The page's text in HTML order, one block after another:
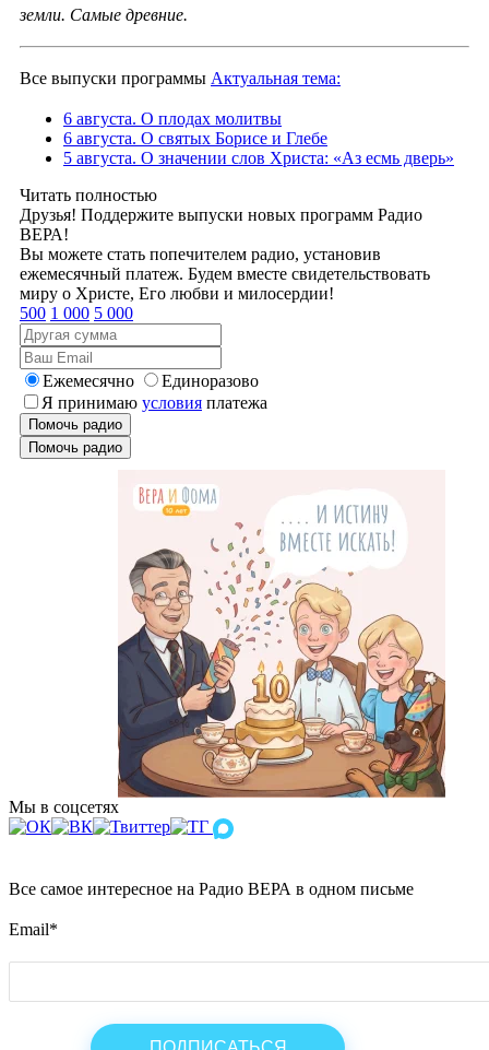
земли. Самые древние.
Все выпуски программы Актуальная тема:
6 августа. О плодах молитвы
6 августа. О святых Борисе и Глебе
5 августа. О значении слов Христа: «Аз есмь дверь»
Читать полностью
Друзья! Поддержите выпуски новых программ Радио
ВЕРА!
Вы можете стать попечителем радио, установив
ежемесячный платеж. Будем вместе свидетельствовать
миру о Христе, Его любви и милосердии!
500 1 000 5 000
Ежемесячно
Единоразово
Я принимаю условия платежа
Помочь радио
Помочь радио
Мы в соцсетях
Все самое интересное на Радио ВЕРА в одном письме
Email*